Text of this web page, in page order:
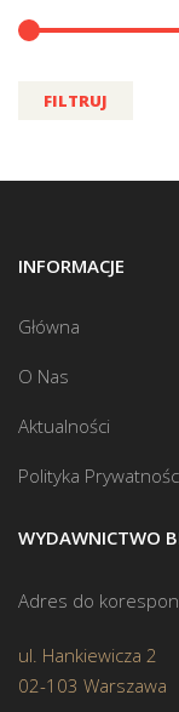
FILTRUJ
INFORMACJE
Główna
O Nas
Aktualności
Polityka
WYDAWNICTWO
Adres do
ul. Hankiewicza 2
02-103 Warszawa